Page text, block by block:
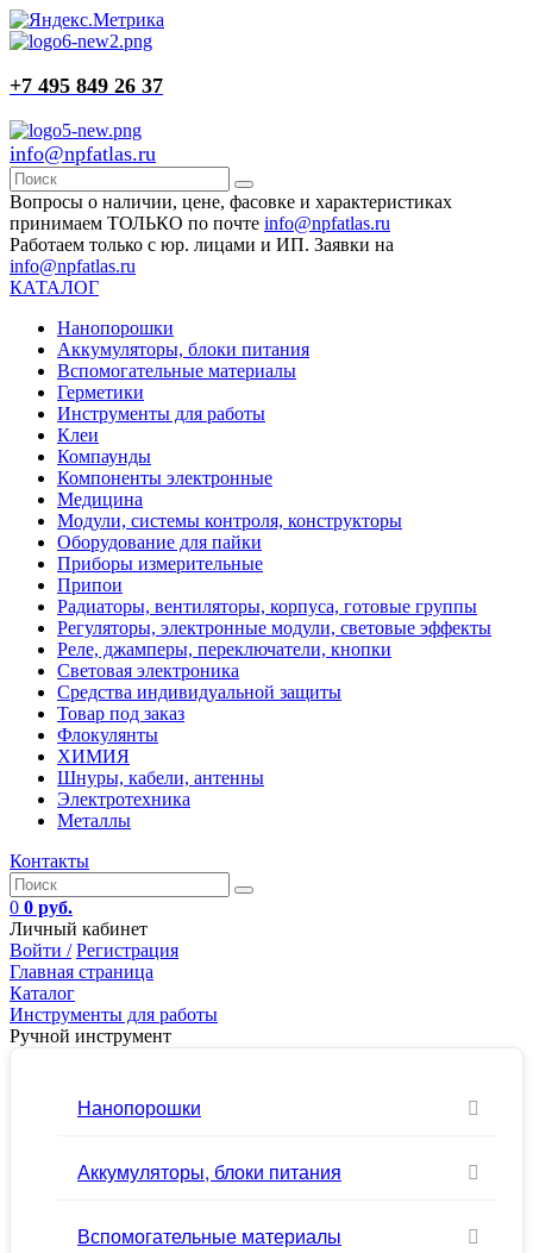
+7 495 849 26 37
info@npfatlas.ru
Вопросы о наличии, цене, фасовке и характеристиках
принимаем ТОЛЬКО по почте info@npfatlas.ru
Работаем только с юр. лицами и ИП. Заявки на
info@npfatlas.ru
КАТАЛОГ
Нанопорошки
Аккумуляторы, блоки питания
Вспомогательные материалы
Герметики
Инструменты для работы
Клеи
Компаунды
Компоненты электронные
Медицина
Модули, системы контроля, конструкторы
Оборудование для пайки
Приборы измерительные
Припои
Радиаторы, вентиляторы, корпуса, готовые группы
Регуляторы, электронные модули, световые эффекты
Реле, джамперы, переключатели, кнопки
Световая электроника
Средства индивидуальной защиты
Товар под заказ
Флокулянты
ХИМИЯ
Шнуры, кабели, антенны
Электротехника
Металлы
Контакты
0 0 руб.
Личный кабинет
Войти / Регистрация
Главная страница
Каталог
Инструменты для работы
Ручной инструмент
Нанопорошки
Аккумуляторы, блоки питания
Вспомогательные материалы